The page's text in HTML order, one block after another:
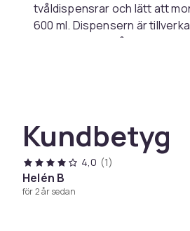
tvåldispensrar och lätt att
600 ml. Dispensern är
kladdfri hygien på offentliga
Artikel.nr.
Kundbetyg
4,0 (1)
Helén B
för 2 år sedan